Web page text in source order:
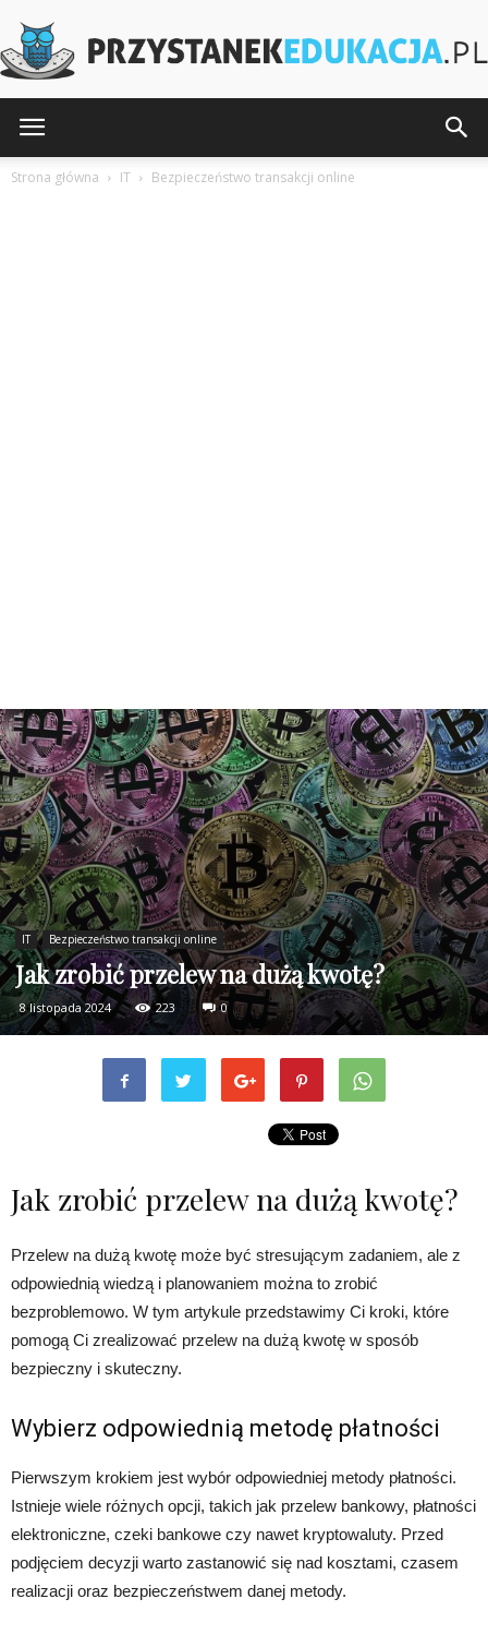
Strona główna IT Bezpieczeństwo transakcji online
IT Bezpieczeństwo transakcji online
Jak zrobić przelew na dużą kwotę?
8 listopada 2024 223 0
Jak zrobić przelew na dużą kwotę?
Przelew na dużą kwotę może być stresującym zadaniem, ale z
odpowiednią wiedzą i planowaniem można to zrobić
bezproblemowo. W tym artykule przedstawimy Ci kroki, które
pomogą Ci zrealizować przelew na dużą kwotę w sposób
bezpieczny i skuteczny.
Wybierz odpowiednią metodę płatności
Pierwszym krokiem jest wybór odpowiedniej metody płatności.
Istnieje wiele różnych opcji, takich jak przelew bankowy, płatności
elektroniczne, czeki bankowe czy nawet kryptowaluty. Przed
podjęciem decyzji warto zastanowić się nad kosztami, czasem
realizacji oraz bezpieczeństwem danej metody.